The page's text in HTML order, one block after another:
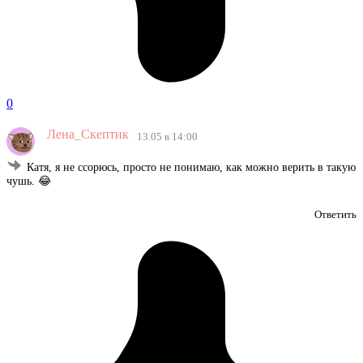
0
Лена_Скептик 13.05 в 14:00
Катя, я не ссорюсь, просто не понимаю, как можно верить в такую
чушь. 😂
Ответить